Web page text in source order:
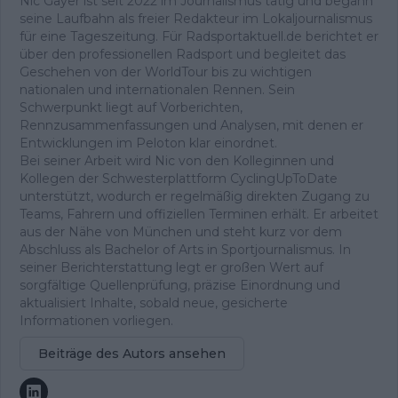
seine Laufbahn als freier Redakteur im Lokaljournalismus
für eine Tageszeitung. Für Radsportaktuell.de berichtet er
über den professionellen Radsport und begleitet das
Geschehen von der WorldTour bis zu wichtigen
nationalen und internationalen Rennen. Sein
Schwerpunkt liegt auf Vorberichten,
Rennzusammenfassungen und Analysen, mit denen er
Entwicklungen im Peloton klar einordnet.
Bei seiner Arbeit wird Nic von den Kolleginnen und
Kollegen der Schwesterplattform CyclingUpToDate
unterstützt, wodurch er regelmäßig direkten Zugang zu
Teams, Fahrern und offiziellen Terminen erhält. Er arbeitet
aus der Nähe von München und steht kurz vor dem
Abschluss als Bachelor of Arts in Sportjournalismus. In
seiner Berichterstattung legt er großen Wert auf
sorgfältige Quellenprüfung, präzise Einordnung und
aktualisiert Inhalte, sobald neue, gesicherte
Informationen vorliegen.
Beiträge des Autors ansehen